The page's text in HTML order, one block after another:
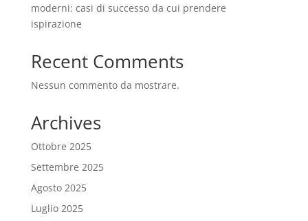
moderni: casi di successo da cui prendere
ispirazione
Recent Comments
Nessun commento da mostrare.
Archives
Ottobre 2025
Settembre 2025
Agosto 2025
Luglio 2025